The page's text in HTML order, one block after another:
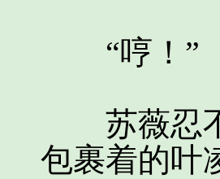
“哼！”
苏薇忍不
包裹着的叶